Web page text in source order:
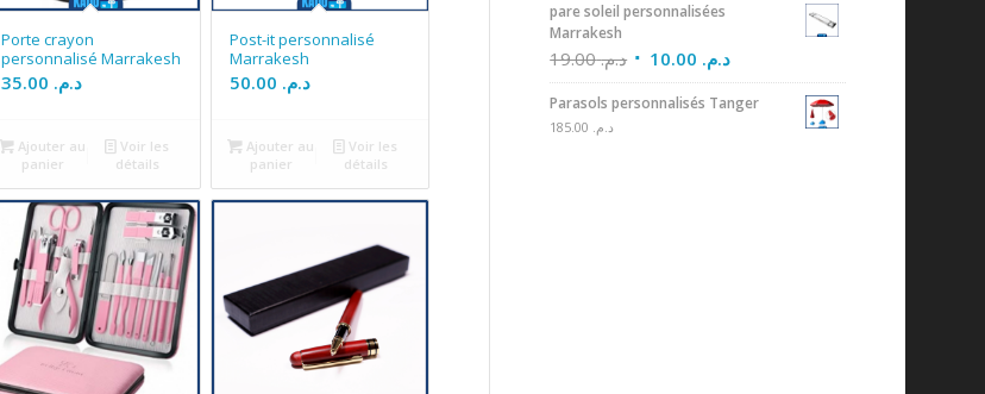
Porte crayon
personnalisé Marrakesh
د.م.
Ajouter au
panier
Voir les
détails
Post-it personnalisé
Marrakesh
د.م.
Ajouter au
panier
Voir les
détails
pare soleil personnalisées
Marrakesh
د.م.19.00 د.م.
Parasols personnalisés Tanger
د.م.